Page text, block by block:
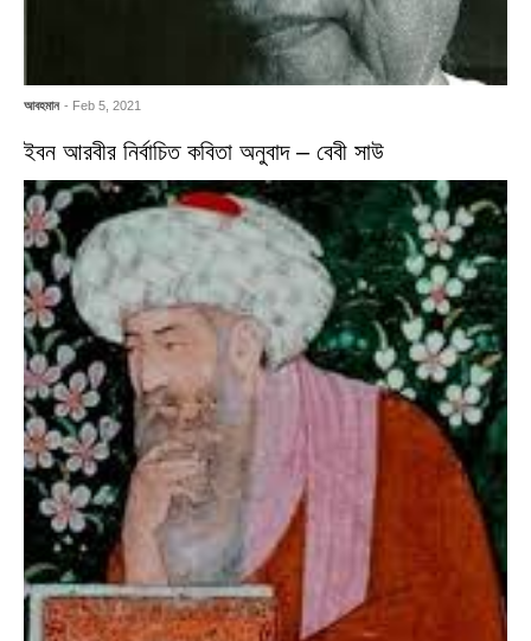
আবহমান - Feb 5, 2021
ইবন আরবীর নির্বাচিত কবিতা অনুবাদ – বেবী সাউ